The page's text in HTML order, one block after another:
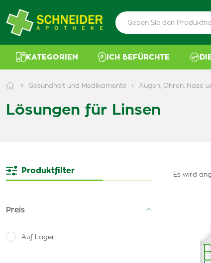
KATEGORIEN ICH BEFÜRCHTE
Gesundheit und Medikamente Augen, Ohren, Nase
Lösungen für Linsen
Produktfilter
Preis
Auf Lager
Es wird